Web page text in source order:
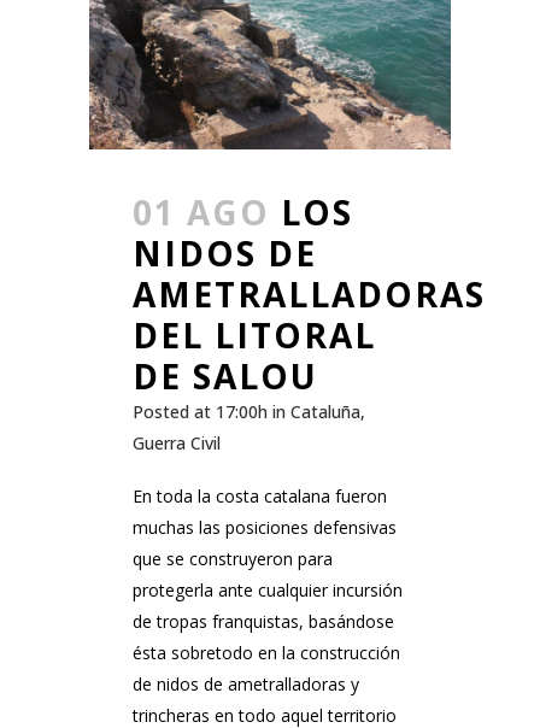
01 AGO LOS
NIDOS DE
AMETRALLADORAS
DEL LITORAL
DE SALOU
Posted at 17:00h in Cataluña,
Guerra Civil
En toda la costa catalana fueron
muchas las posiciones defensivas
que se construyeron para
protegerla ante cualquier incursión
de tropas franquistas, basándose
ésta sobretodo en la construcción
de nidos de ametralladoras y
trincheras en todo aquel territorio